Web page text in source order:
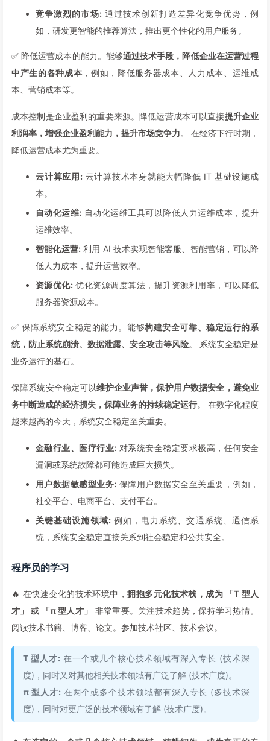
竞争激烈的市场:通过技术创新打造差异化竞争优势，例
如，研发更智能的推荐算法，推出更个性化的用户服务。
✅ 降低运营成本的能力。能够通过技术手段，降低企业在运营过程
中产生的各种成本 ，例如，降低服务器成本、人力成本、运维成
本、营销成本等。
成本控制是企业盈利的重要来源。降低运营成本可以直接提升企业
利润率，增强企业盈利能力，提升市场竞争力。 在经济下行时期，
降低运营成本尤为重要。
云计算应用:云计算技术本身就能大幅降低 IT 基础设施成
本。
自动化运维: 自动化运维工具可以降低人力运维成本，提升
运维效率。
智能化运营:利用 AI 技术实现智能客服、智能营销，可以降
低人力成本，提升运营效率。
资源优化:优化资源调度算法，提升资源利用率，可以降低
服务器资源成本。
✅ 保障系统安全稳定的能力。能够构建安全可靠、稳定运行的系
统，防止系统崩溃、数据泄露、安全攻击等风险。 系统安全稳定是
业务运行的基石。
保障系统安全稳定可以维护企业声誉，保护用户数据安全，避免业
务中断造成的经济损失，保障业务的持续稳定运行。 在数字化程度
越来越高的今天，系统安全稳定至关重要。
金融行业、医疗行业: 对系统安全稳定要求极高，任何安全
漏洞或系统故障都可能造成巨大损失。
用户数据敏感型业务: 保障用户数据安全至关重要，例如，
社交平台、电商平台、支付平台。
关键基础设施领域:例如，电力系统、交通系统、通信系
统，系统安全稳定直接关系到社会稳定和公共安全。
程序员的学习
🔥 在快速变化的技术环境中，拥抱多元化技术栈，成为 「T 型人
才」 或 「π 型人才」
非常重要。关注技术趋势，保持学习热情。
阅读技术书籍、博客、论文。参加技术社区、技术会议。
T 型人才: 在一个或几个核心技术领域有深入专长 (技术深
度)，同时又对其他相关技术领域有广泛了解 (技术广度)。
π 型人才: 在两个或多个技术领域都有深入专长 (多技术深
度)，同时对更广泛的技术领域有了解 (技术广度)。